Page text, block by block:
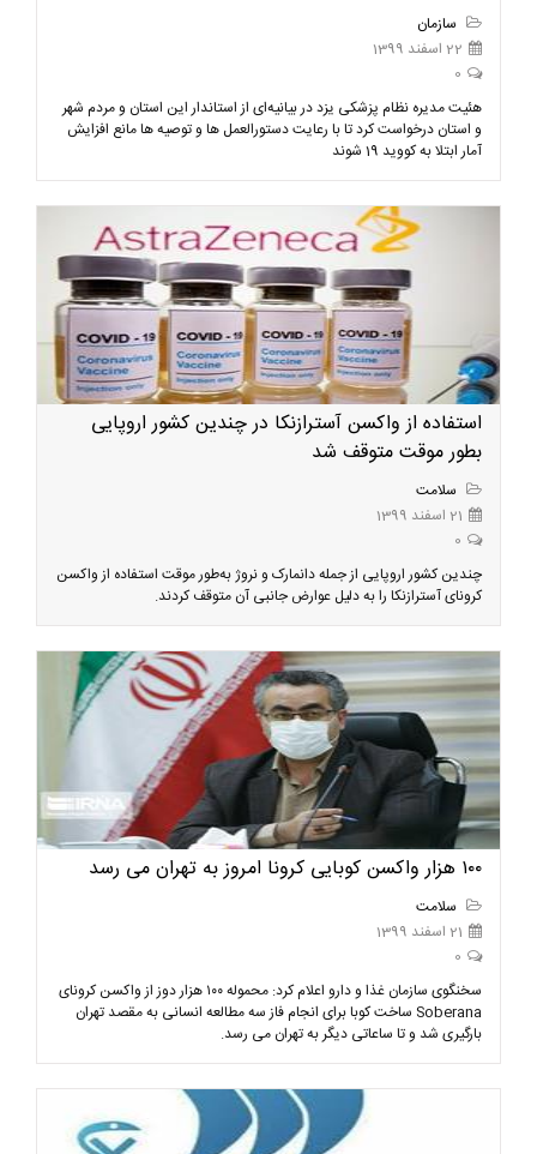
سازمان
22 اسفند 1399
0
هئیت مدیره نظام پزشکی یزد در بیانیه‌ای از استاندار این استان و مردم شهر
و استان درخواست کرد تا با رعایت دستورالعمل ها و توصیه ها مانع افزایش
آمار ابتلا به کووید 19 شوند
استفاده از واکسن آسترازنکا در چندین کشور اروپایی
بطور موقت متوقف شد
سلامت
21 اسفند 1399
0
چندین کشور اروپایی از جمله دانمارک و نروژ به‌طور موقت استفاده از واکسن
کرونای آسترازنکا را به دلیل عوارض جانبی آن متوقف کردند.
۱۰۰ هزار واکسن کوبایی کرونا امروز به تهران می رسد
سلامت
21 اسفند 1399
0
سخنگوی سازمان غذا و دارو اعلام کرد: محموله ۱۰۰ هزار دوز از واکسن کرونای
Soberana ساخت کوبا برای انجام فاز سه مطالعه انسانی به مقصد تهران
بارگیری شد و تا ساعاتی دیگر به تهران می رسد.